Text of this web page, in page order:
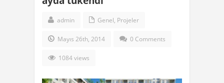
admin Genel, Projeler
Mayıs 26th, 2014 0 Comments
1084 views